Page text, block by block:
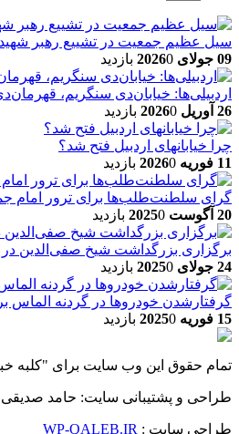
سیل عظیم جمعیت در تشییع رهبر
09 جولای 2026
0 بازدید
اردبیلی‌ها: خیابان‌دی سنگریم،
26 آوریل 2026
0 بازدید
چرا خیابانهای اردبیل فتح شد؟
11 فوریه 2026
0 بازدید
گرای سلطنت‌طلب‌ها برای ترور امام
20 آگوست 2025
0 بازدید
برگزاری بزرگداشت شیخ صفی‌الدین در
24 جولای 2025
0 بازدید
گرفتارشدن خودروها در گردنه الماس
15 فوریه 2025
0 بازدید
تمام حقوق این وب سایت برای "کلبه
طراحی و پشتیبانی سایت: حامد صدیقی 09358684397
طراحی سایت :